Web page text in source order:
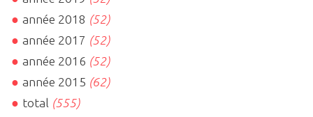
année 2018 (52)
année 2017 (52)
année 2016 (52)
année 2015 (62)
total (555)